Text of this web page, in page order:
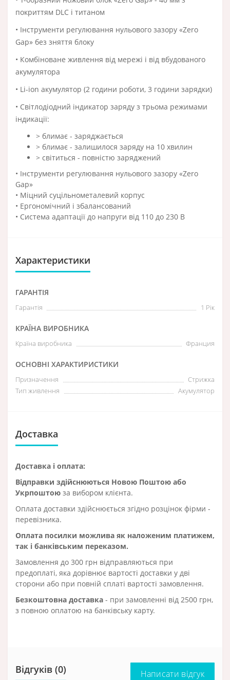
покриттям DLC і титаном
• Інструменти регулювання нульового зазору «Zero
Gap» без зняття блоку
• Комбіноване живлення від мережі і від вбудованого
акумулятора
• Li-ion акумулятор (2 години роботи, 3 години зарядки)
• Світлодіодний індикатор заряду з трьома режимами
індикації:
> блимає - заряджається
> блимає - залишилося заряду на 10 хвилин
> світиться - повністю заряджений
• Інструменти регулювання нульового зазору «Zero
Gap»
• Міцний суцільнометалевий корпус
• Ергономічний і збалансований
• Система адаптації до напруги від 110 до 230 В
Характеристики
ГАРАНТІЯ
Гарантія 1 Рік
КРАЇНА ВИРОБНИКА
Країна виробника Франция
ОСНОВНІ ХАРАКТИРИСТИКИ
Призначення
Стрижка
Тип живлення
Акумулятор
Доставка
Доставка і оплата:
Відправки здійснюються Новою Поштою або
Укрпоштою за вибором клієнта.
Оплата доставки здійснюється згідно розцінок фірми -
перевізника.
Оплата посилки можлива як наложеним платижем,
так і банківським переказом.
Замовлення до 300 грн відправляються при
предоплаті, яка дорівнює вартості доставки у дві
сторони або при повній сплаті вартості замовлення.
Безкоштовна доставка - при замовленні від 2500 грн,
з повною оплатою на банківську карту.
Відгуків (0) Написати відгук